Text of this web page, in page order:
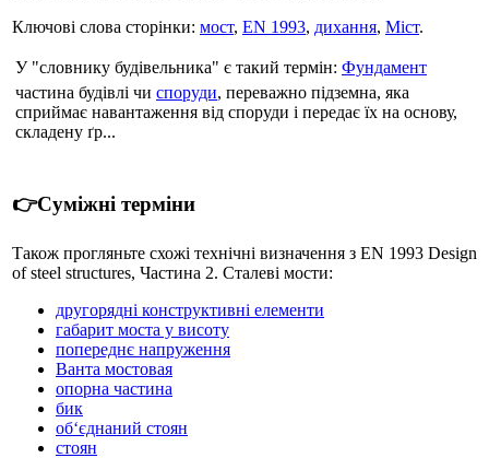
Ключові слова сторінки: мост, EN 1993, дихання, Міст.
У "словнику будівельника" є такий термін: Фундамент
частина будівлі чи споруди, переважно підземна, яка
сприймає навантаження від споруди і передає їх на основу,
складену ґр...
👉Суміжні терміни
Також прогляньте схожі технічні визначення з EN 1993 Design
of steel structures, Частина 2. Сталеві мости:
другорядні конструктивні елементи
габарит моста у висоту
попереднє напруження
Ванта мостовая
опорна частина
бик
об‘єднаний стоян
стоян